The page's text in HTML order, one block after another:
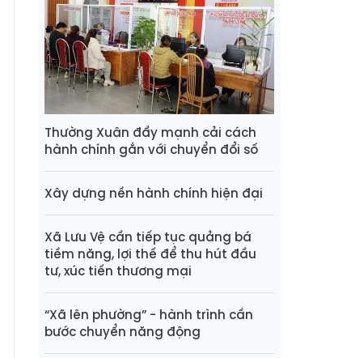
Thường Xuân đẩy mạnh cải cách
hành chính gắn với chuyển đổi số
Xây dựng nền hành chính hiện đại
Xã Lưu Vệ cần tiếp tục quảng bá
tiềm năng, lợi thế để thu hút đầu
tư, xúc tiến thương mại
“Xã lên phường” - hành trình cần
bước chuyển năng động